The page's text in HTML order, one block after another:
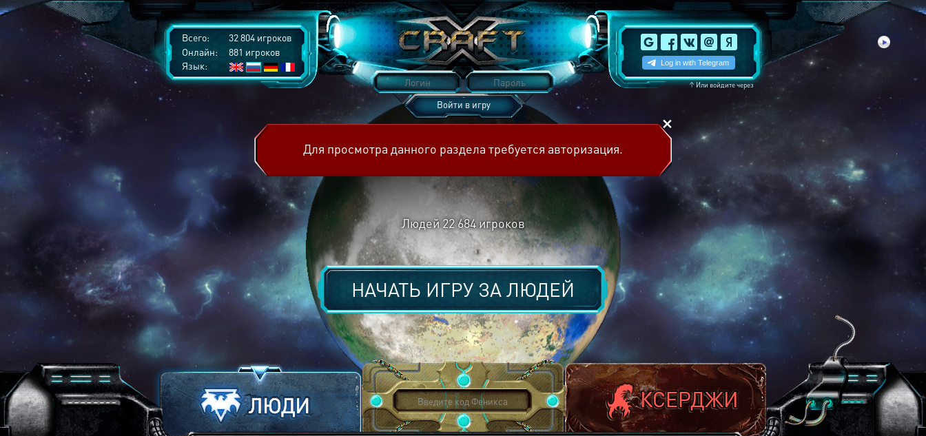
Всего:
32 804 игроков
Онлайн:
881 игроков
Язык:
↑Или войдите через
Войти в игру
Для просмотра данного раздела требуется авторизация.
Людей 22 684игроков
НАЧАТЬ ИГРУ ЗАЛЮДЕЙ